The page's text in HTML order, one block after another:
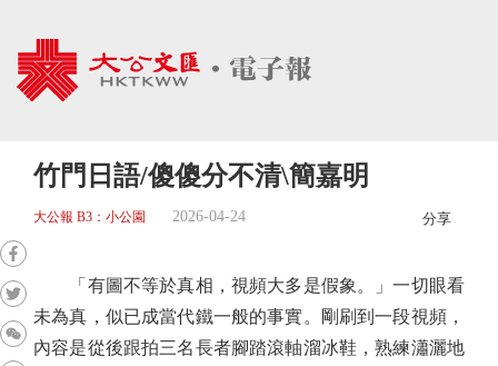
竹門日語/傻傻分不清\簡嘉明
大公報 B3：小公園 2026-04-24 分享
「有圖不等於真相，視頻大多是假象。」一切眼看
未為真，似已成當代鐵一般的事實。剛刷到一段視頻，
內容是從後跟拍三名長者腳踏滾軸溜冰鞋，熟練瀟灑地